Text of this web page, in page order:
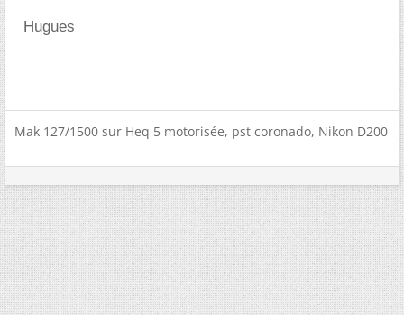
Hugues
Mak 127/1500 sur Heq 5 motorisée, pst coronado, Nikon D200